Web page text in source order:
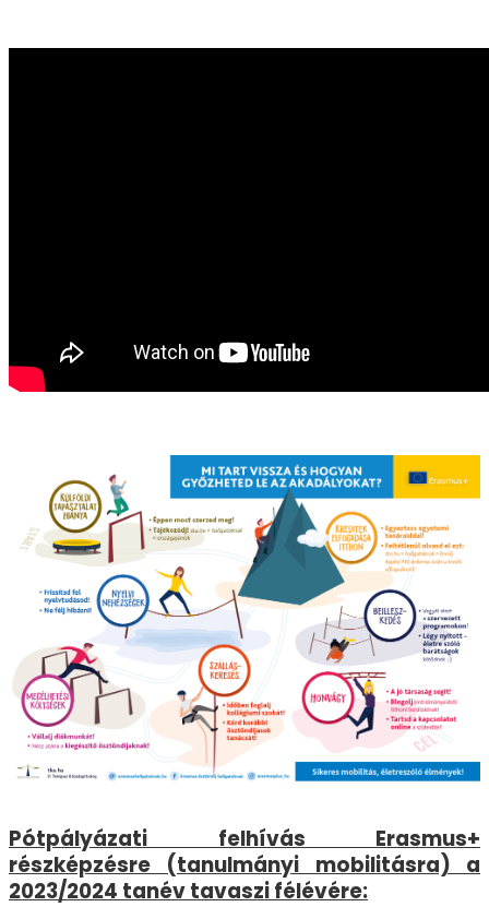
Pótpályázati felhívás Erasmus+
részképzésre (tanulmányi mobilitásra) a
2023/2024 tanév tavaszi félévére: